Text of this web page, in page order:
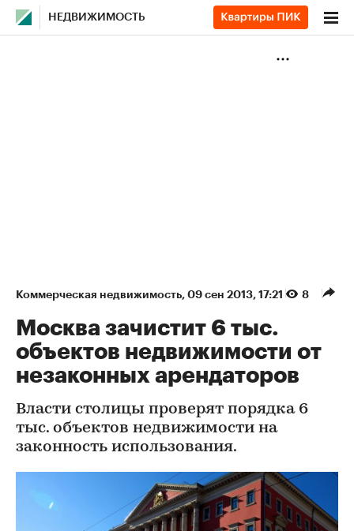
НЕДВИЖИМОСТЬ
Коммерческая недвижимость⁠, 09 сен 2013, 17:21 8
Москва зачистит 6 тыс.
объектов недвижимости от
незаконных арендаторов
Власти столицы проверят порядка 6
тыс. объектов недвижимости на
законность использования.